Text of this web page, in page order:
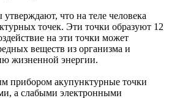
что на теле человека
точек. Эти точки образуют 12
на эти точки может
веществ из организма и
жизненной энергии.
прибором акупунктурные точки
а слабыми электронными